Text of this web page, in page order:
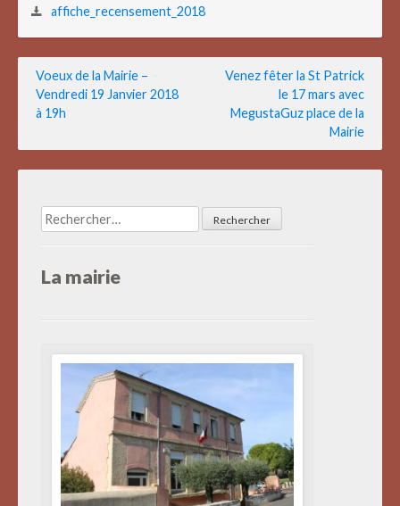
affiche_recensement_2018
Navigation
de
Voeux de la Mairie –
Vendredi 19 Janvier 2018
à 19h
Venez fêter la St Patrick
le 17 mars avec
MegustaGuz place de la
Mairie
Rechercher :
La mairie